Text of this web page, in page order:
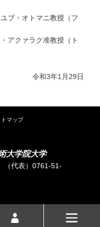
ブ・オトマニ教授（フ
アクァラク准教授（ト
令和3年1月29日
トマップ
大学院大学
（代表）0761-51-